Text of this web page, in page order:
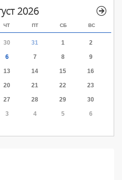
2026
ЧТ ПТ СБ ВС
30 31 1 2
6 7 8 9
13 14 15 16
20 21 22 23
27 28 29 30
3 4 5 6